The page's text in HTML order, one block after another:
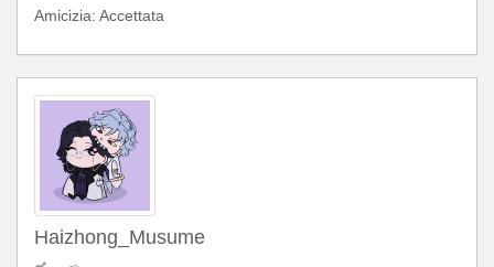
Amicizia: Accettata
Haizhong_Musume